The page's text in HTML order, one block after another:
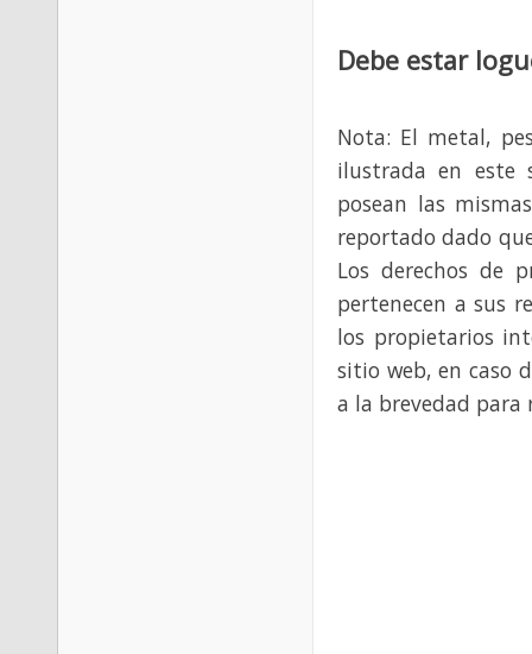
Debe estar
Nota: El metal,
ilustrada en este
posean las
reportado dado
Los derechos de
pertenecen a sus
los propietarios
sitio web, en caso
a la brevedad para